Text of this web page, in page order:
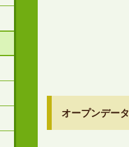
オープンデータ